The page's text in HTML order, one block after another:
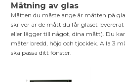
Mätning av glas
Måtten du måste ange är måtten på
skriver är de mått du får glaset
eller lägger till något, dina mått). Du
mäter bredd, höjd och tjocklek. Alla 3
ska passa ditt fönster.